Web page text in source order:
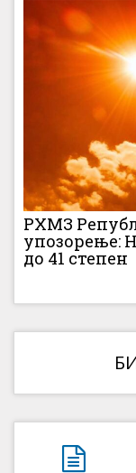
РХМЗ
упозорење:
до 41 степен